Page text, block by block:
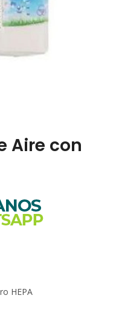
Aire con
HEPA